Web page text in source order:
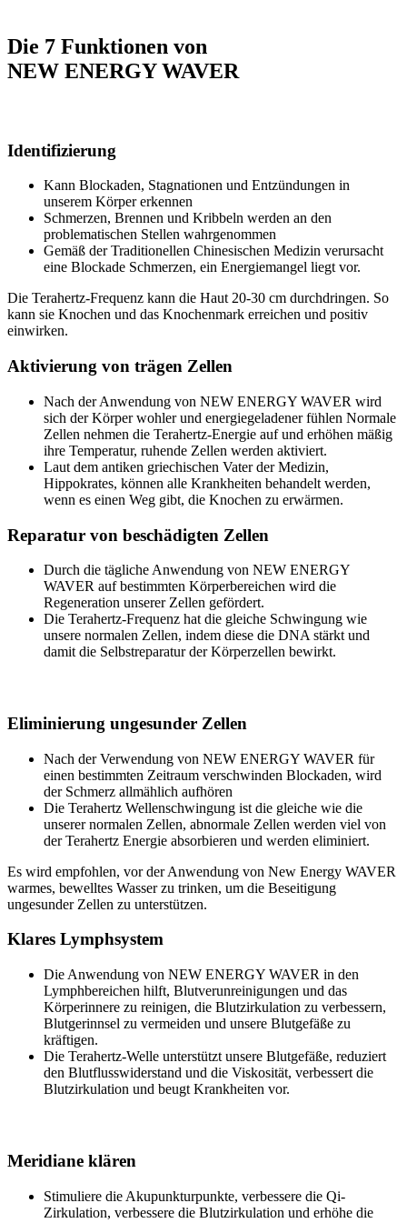
Die 7 Funktionen von
NEW ENERGY WAVER
Identifizierung
Kann Blockaden, Stagnationen und Entzündungen in
unserem Körper erkennen
Schmerzen, Brennen und Kribbeln werden an den
problematischen Stellen wahrgenommen
Gemäß der Traditionellen Chinesischen Medizin verursacht
eine Blockade Schmerzen, ein Energiemangel liegt vor.
Die Terahertz-Frequenz kann die Haut 20-30 cm durchdringen. So
kann sie Knochen und das Knochenmark erreichen und positiv
einwirken.
Aktivierung von trägen Zellen
Nach der Anwendung von NEW ENERGY WAVER wird
sich der Körper wohler und energiegeladener fühlen Normale
Zellen nehmen die Terahertz-Energie auf und erhöhen mäßig
ihre Temperatur, ruhende Zellen werden aktiviert.
Laut dem antiken griechischen Vater der Medizin,
Hippokrates, können alle Krankheiten behandelt werden,
wenn es einen Weg gibt, die Knochen zu erwärmen.
Reparatur von beschädigten Zellen
Durch die tägliche Anwendung von NEW ENERGY
WAVER auf bestimmten Körperbereichen wird die
Regeneration unserer Zellen gefördert.
Die Terahertz-Frequenz hat die gleiche Schwingung wie
unsere normalen Zellen, indem diese die DNA stärkt und
damit die Selbstreparatur der Körperzellen bewirkt.
Eliminierung ungesunder Zellen
Nach der Verwendung von NEW ENERGY WAVER für
einen bestimmten Zeitraum verschwinden Blockaden, wird
der Schmerz allmählich aufhören
Die Terahertz Wellenschwingung ist die gleiche wie die
unserer normalen Zellen, abnormale Zellen werden viel von
der Terahertz Energie absorbieren und werden eliminiert.
Es wird empfohlen, vor der Anwendung von New Energy WAVER
warmes, bewelltes Wasser zu trinken, um die Beseitigung
ungesunder Zellen zu unterstützen.
Klares Lymphsystem
Die Anwendung von NEW ENERGY WAVER in den
Lymphbereichen hilft, Blutverunreinigungen und das
Körperinnere zu reinigen, die Blutzirkulation zu verbessern,
Blutgerinnsel zu vermeiden und unsere Blutgefäße zu
kräftigen.
Die Terahertz-Welle unterstützt unsere Blutgefäße, reduziert
den Blutflusswiderstand und die Viskosität, verbessert die
Blutzirkulation und beugt Krankheiten vor.
Meridiane klären
Stimuliere die Akupunkturpunkte, verbessere die Qi-
Zirkulation, verbessere die Blutzirkulation und erhöhe die